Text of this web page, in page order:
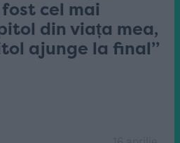
cel mai
din viața mea,
ajunge la final”